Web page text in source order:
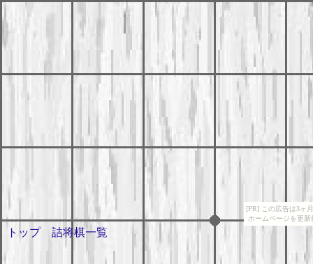
[PR] この広告は3ヶ
ホームページを更
トップ 詰将棋一覧